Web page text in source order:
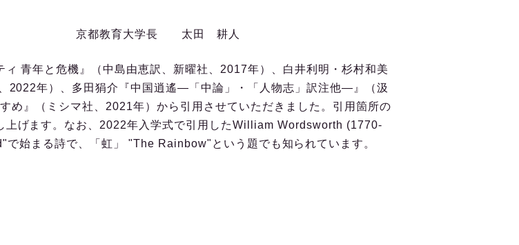
太田 耕人
青年と危機』（中島由恵訳、新曜社、2017年）、白井利明・杉村和美
2022年）、多田狷介『中国逍遙―「中論」・「人物志」訳注他―』（汲
め』（ミシマ社、2021年）から引用させていただきました。引用箇所の
上げます。なお、2022年入学式で引用したWilliam Wordsworth (1770-
始まる詩で、「虹」 "The Rainbow"という題でも知られています。